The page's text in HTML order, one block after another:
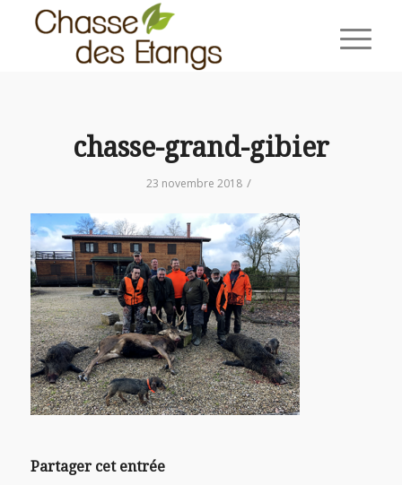
chasse-grand-gibier
23 novembre 2018 /
Partager cet entrée